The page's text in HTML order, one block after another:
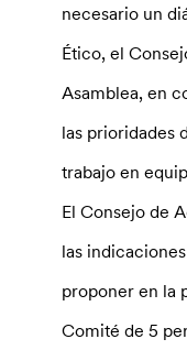
necesario un
Ético, el
Asamblea, en
las prioridades
trabajo en
El Consejo de
las
proponer en la
Comité de 5